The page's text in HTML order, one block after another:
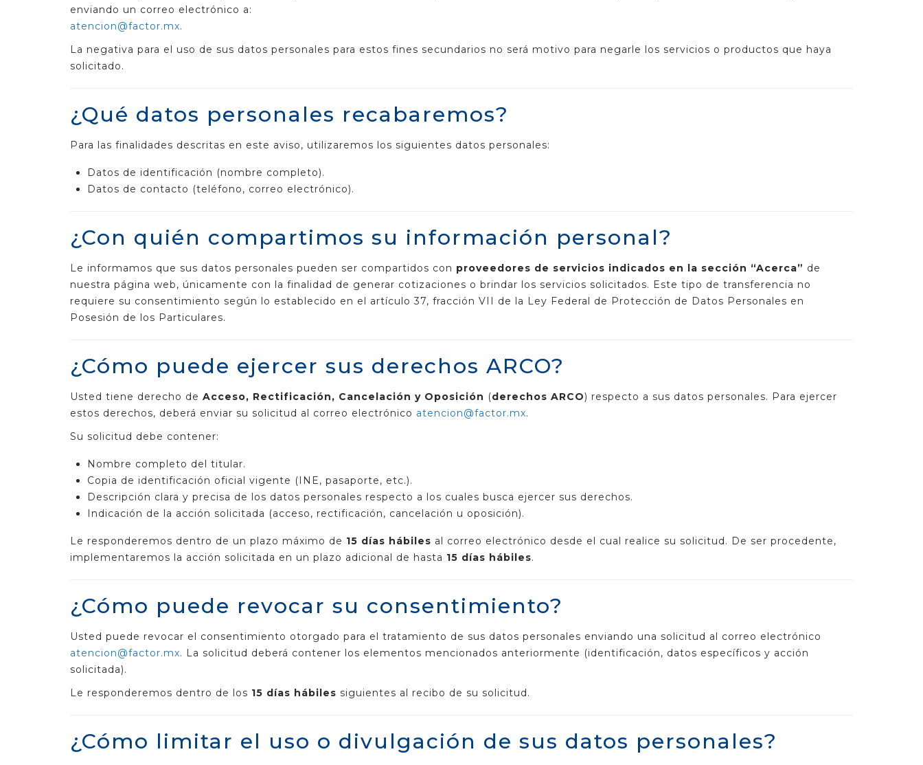
enviando un correo electrónico a:
atencion@factor.mx.
La negativa para el uso de sus datos personales para estos fines secundarios no será motivo para negarle los servicios o productos que haya
solicitado.
¿Qué datos personales recabaremos?
Para las finalidades descritas en este aviso, utilizaremos los siguientes datos personales:
Datos de identificación (nombre completo).
Datos de contacto (teléfono, correo electrónico).
¿Con quién compartimos su información personal?
Le informamos que sus datos personales pueden ser compartidos con proveedores de servicios indicados en la sección “Acerca” de
nuestra página web, únicamente con la finalidad de generar cotizaciones o brindar los servicios solicitados. Este tipo de transferencia no
requiere su consentimiento según lo establecido en el artículo 37, fracción VII de la Ley Federal de Protección de Datos Personales en
Posesión de los Particulares.
¿Cómo puede ejercer sus derechos ARCO?
Usted tiene derecho de Acceso, Rectificación, Cancelación y Oposición (derechos ARCO) respecto a sus datos personales. Para ejercer
estos derechos, deberá enviar su solicitud al correo electrónico atencion@factor.mx.
Su solicitud debe contener:
Nombre completo del titular.
Copia de identificación oficial vigente (INE, pasaporte, etc.).
Descripción clara y precisa de los datos personales respecto a los cuales busca ejercer sus derechos.
Indicación de la acción solicitada (acceso, rectificación, cancelación u oposición).
Le responderemos dentro de un plazo máximo de 15 días hábiles al correo electrónico desde el cual realice su solicitud. De ser procedente,
implementaremos la acción solicitada en un plazo adicional de hasta 15 días hábiles.
¿Cómo puede revocar su consentimiento?
Usted puede revocar el consentimiento otorgado para el tratamiento de sus datos personales enviando una solicitud al correo electrónico
atencion@factor.mx. La solicitud deberá contener los elementos mencionados anteriormente (identificación, datos específicos y acción
solicitada).
Le responderemos dentro de los 15 días hábiles siguientes al recibo de su solicitud.
¿Cómo limitar el uso o divulgación de sus datos personales?